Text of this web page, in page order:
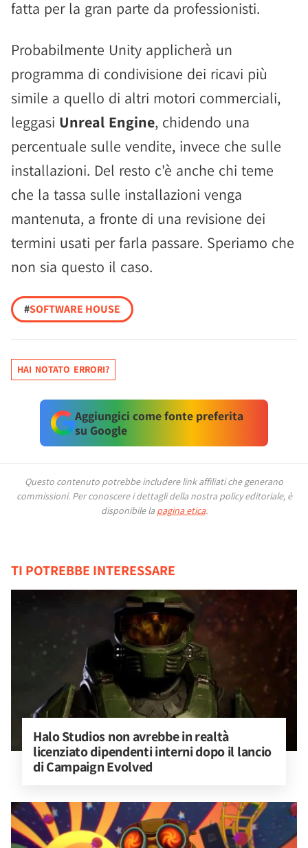
fatta per la gran parte da professionisti.
Probabilmente Unity applicherà un
programma di condivisione dei ricavi più
simile a quello di altri motori commerciali,
leggasi Unreal Engine, chidendo una
percentuale sulle vendite, invece che sulle
installazioni. Del resto c'è anche chi teme
che la tassa sulle installazioni venga
mantenuta, a fronte di una revisione dei
termini usati per farla passare. Speriamo che
non sia questo il caso.
#SOFTWARE HOUSE
HAI NOTATO ERRORI?
Aggiungici come fonte preferita
su Google
Questo contenuto potrebbe includere link affiliati che generano
commissioni. Per conoscere i dettagli della nostra policy editoriale, è
disponibile la pagina etica.
TI POTREBBE INTERESSARE
Halo Studios non avrebbe in realtà
licenziato dipendenti interni dopo il lancio
di Campaign Evolved